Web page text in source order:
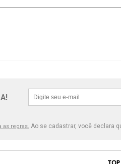
as regras. Ao se cadastrar, você declara